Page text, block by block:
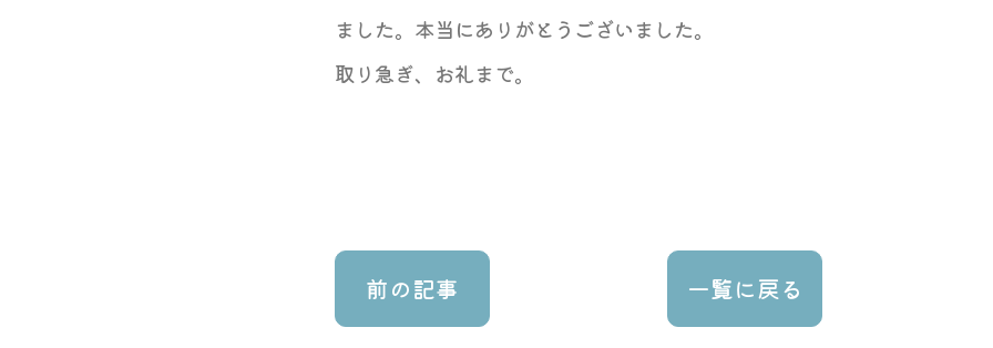
ました。本当にありがとうございました。
取り急ぎ、お礼まで。
前の記事 一覧に戻る